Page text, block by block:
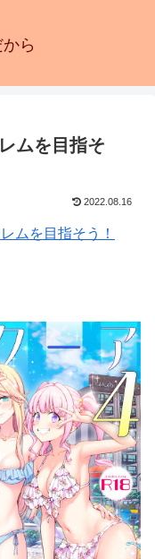
ら
ムを目指そ
2022.08.16
ムを目指そう！